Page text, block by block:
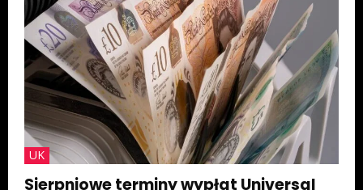
UK
Sierpniowe terminy wypłat Universal